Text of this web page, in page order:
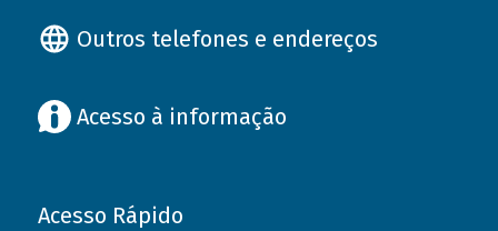
Outros telefones e endereços
Acesso à informação
Acesso Rápido